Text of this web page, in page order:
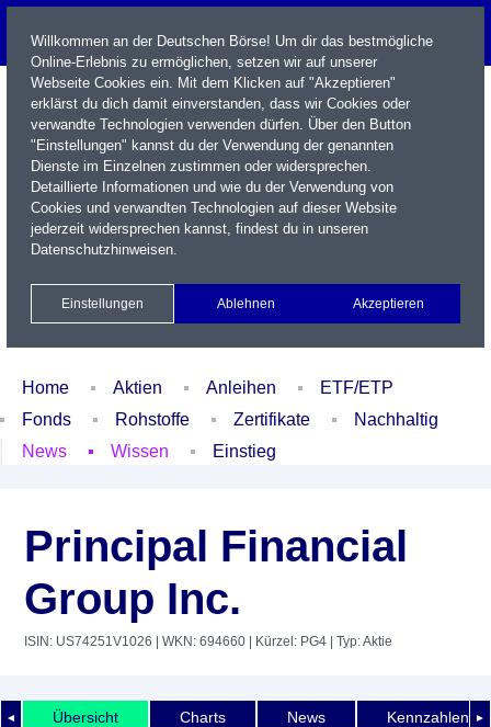
Name / WKN / ISIN / Kürzel
Xetra Realtime
Watchlist Portfolio Login
Home Aktien Anleihen
ETF/ETP
Fonds
Rohstoffe Zertifikate
Nachhaltig
News
Wissen Einstieg
Principal Financial
Group Inc.
ISIN: US74251V1026 | WKN: 694660 | Kürzel: PG4 | Typ: Aktie
◄ ►
Übersicht Charts News Kennzahlen
Willkommen an der Deutschen Börse! Um dir das bestmögliche
Online-Erlebnis zu ermöglichen, setzen wir auf unserer
Webseite Cookies ein. Mit dem Klicken auf "Akzeptieren"
erklärst du dich damit einverstanden, dass wir Cookies oder
verwandte Technologien verwenden dürfen. Über den Button
"Einstellungen" kannst du der Verwendung der genannten
Dienste im Einzelnen zustimmen oder widersprechen.
Detaillierte Informationen und wie du der Verwendung von
Cookies und verwandten Technologien auf dieser Website
jederzeit widersprechen kannst, findest du in unseren
Datenschutzhinweisen.
Einstellungen Ablehnen Akzeptieren